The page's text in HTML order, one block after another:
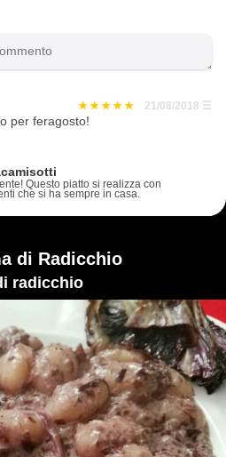
21/08/2018 ☰
per feragosto!
Questo piatto si realizza con
che si ha sempre in casa.
di Radicchio
radicchio